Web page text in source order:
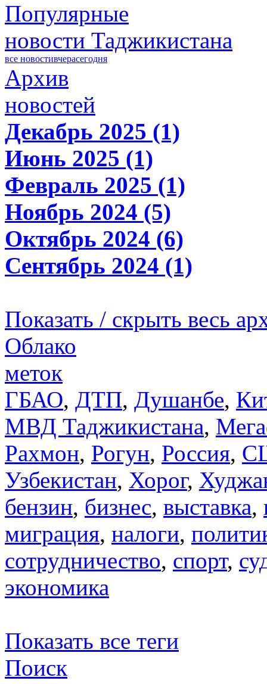
Популярные
новости Таджикистана
все новостивчерасегодня
Архив
новостей
Декабрь 2025 (1)
Июнь 2025 (1)
Февраль 2025 (1)
Ноябрь 2024 (5)
Октябрь 2024 (6)
Сентябрь 2024 (1)
Показать / скрыть весь
Облако
меток
ГБАО, ДТП, Душанбе,
МВД Таджикистана,
Рахмон, Рогун, Россия,
Узбекистан, Хорог,
бензин, бизнес, выставка,
миграция, налоги,
сотрудничество, спорт,
экономика
Показать все теги
Поиск